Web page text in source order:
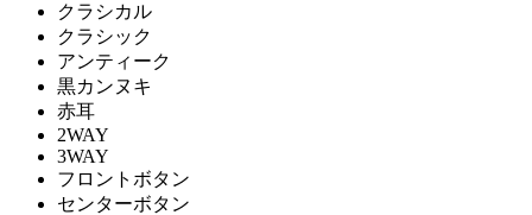
クラシカル
クラシック
アンティーク
黒カンヌキ
赤耳
2WAY
3WAY
フロントボタン
センターボタン